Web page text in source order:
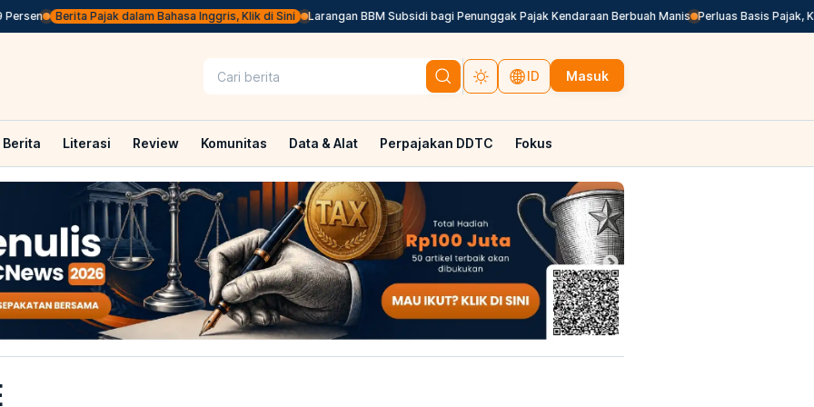
Berita Pajak dalam Bahasa Inggris, Klik di Sini Larangan BBM Subsidi bagi Penunggak Pajak Kendaraan Berbuah Manis Perluas Basis Pajak,
ID Masuk
Berita Literasi Review Komunitas Data & Alat Perpajakan DDTC Fokus